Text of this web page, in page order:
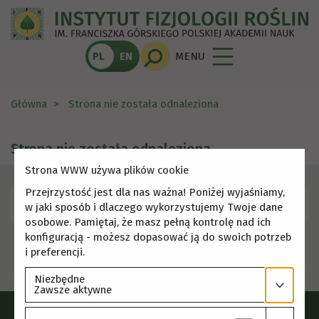
PL EN MENU
Główna Strona nie została odnaleziona
Strona nie została odnaleziona
Skorzystaj z menu, aby wybrać inną stronę.
Strona WWW używa plików cookie
Przejrzystość jest dla nas ważna! Poniżej wyjaśniamy,
w jaki sposób i dlaczego wykorzystujemy Twoje dane
osobowe. Pamiętaj, że masz pełną kontrolę nad ich
konfiguracją - możesz dopasować ją do swoich potrzeb
i preferencji.
Niezbędne
Zawsze aktywne